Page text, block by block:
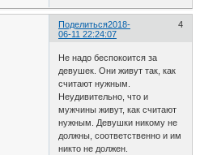
Поделиться 4
2018-
06-11 22:24:07
Не надо беспокоится за
девушек. Они живут так, как
считают нужным.
Неудивительно, что и
мужчины живут, как считают
нужным. Девушки никому не
должны, соответственно и им
никто не должен.